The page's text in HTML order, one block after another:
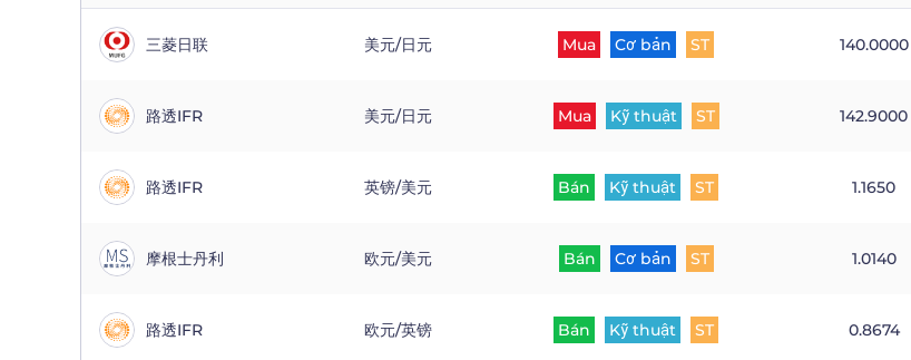
三菱日联 美元/日元 Mua Cơ bản ST 140.0000
路透IFR 美元/日元 Mua Kỹ thuật ST 142.9000
路透IFR 英镑/美元 Bán Kỹ thuật ST 1.1650
摩根士丹利 欧元/美元 Bán Cơ bản ST 1.0140
路透IFR 欧元/英镑 Bán Kỹ thuật ST 0.8674